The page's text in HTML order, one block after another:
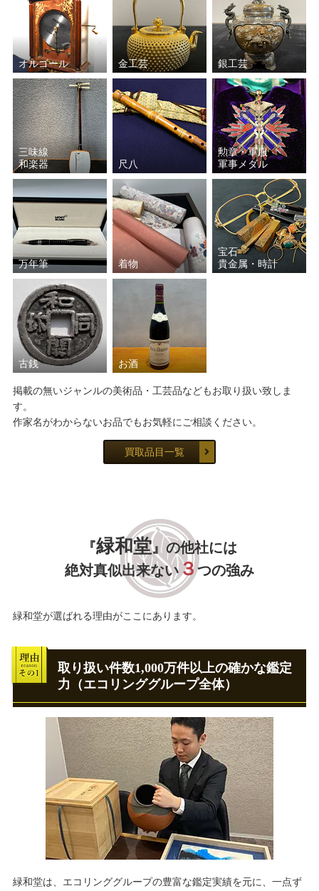
オルゴール 金工芸 銀工芸
三味線
和楽器
尺八
勲章・軍服
軍事メダル
万年筆 着物
宝石
貴金属・時計
古銭 お酒
掲載の無いジャンルの美術品・工芸品などもお取り扱い致しま
す。
作家名がわからないお品でもお気軽にご相談ください。
買取品目一覧
『緑和堂』の他社には
絶対真似出来ない ３つの強み
緑和堂が選ばれる理由がここにあります。
取り扱い件数1,000万件以上の確かな鑑定
力（エコリンググループ全体）
緑和堂は、エコリンググループの豊富な鑑定実績を元に、一点ず